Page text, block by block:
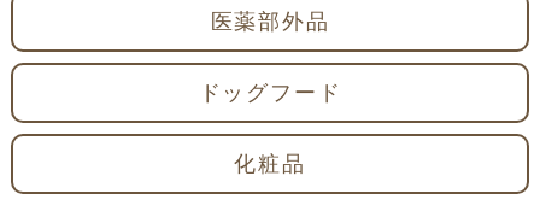
医薬部外品
ドッグフード
化粧品